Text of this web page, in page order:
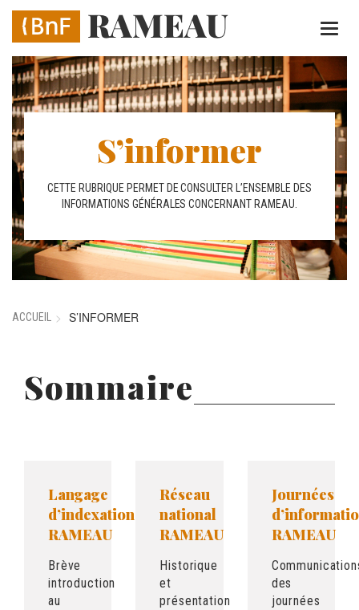
Aller
contenu
principal
S’informer
CETTE RUBRIQUE PERMET DE CONSULTER L’ENSEMBLE DES
INFORMATIONS GÉNÉRALES CONCERNANT RAMEAU.
ACCUEIL S’INFORMER
Sommaire
Langage
d’indexation
RAMEAU
Brève
introduction
au
Réseau
national
RAMEAU
Historique
et
présentation
Journées
RAMEAU
des
journées